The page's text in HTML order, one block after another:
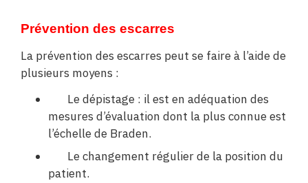
Prévention des escarres
La prévention des escarres peut se faire à l’aide de
plusieurs moyens :
Le dépistage : il est en adéquation des
mesures d’évaluation dont la plus connue est
l’échelle de Braden.
Le changement régulier de la position du
patient.